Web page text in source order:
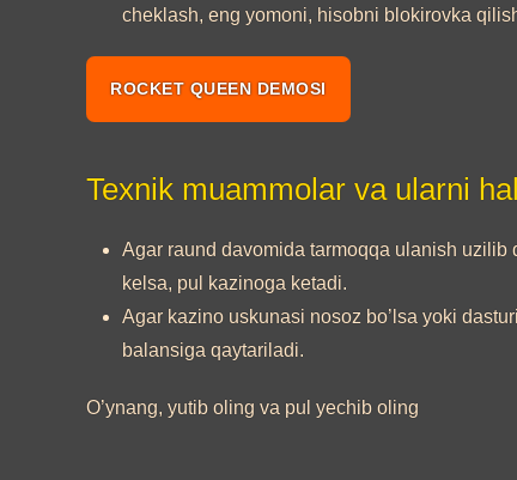
cheklash, eng yomoni, hisobni blokirovka
ROCKET QUEEN DEMOSI
Texnik muammolar va ularni
Agar raund davomida tarmoqqa ulanish uzilib
kelsa, pul kazinoga ketadi.
Agar kazino uskunasi nosoz bo’lsa yoki
balansiga qaytariladi.
O’ynang, yutib oling va pul yechib oling